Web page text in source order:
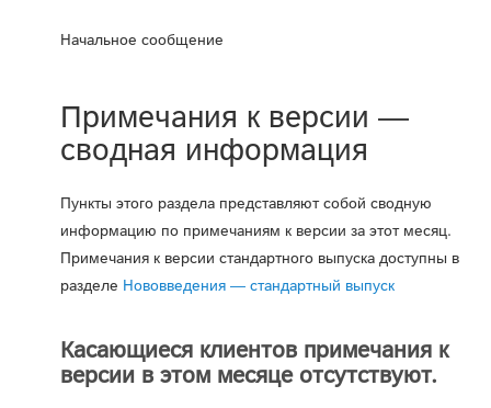
Начальное сообщение
Примечания к версии —
сводная информация
Пункты этого раздела представляют собой сводную
информацию по примечаниям к версии за этот месяц.
Примечания к версии стандартного выпуска доступны в
разделе Нововведения — стандартный выпуск
Касающиеся клиентов примечания к
версии в этом месяце отсутствуют.